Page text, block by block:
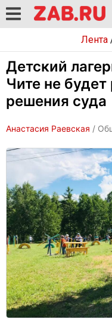
Лента
Детский
Чите не будет
решения суда
Анастасия Раевская /